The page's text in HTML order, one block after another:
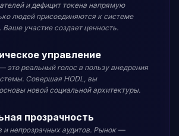
и дефицит токена напрямую
людей присоединяются к системе
участие создает ценность.
управление
это реальный голос в пользу внедрения
Совершая HODL, вы
новой социальной архитектуры.
прозрачность
и непрозрачных аудитов. Рынок —